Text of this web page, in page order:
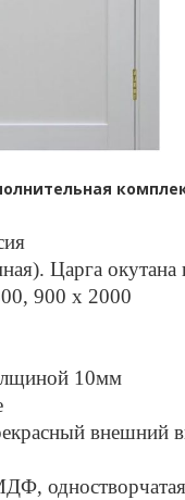
Царга
900 х 2000
10мм
внешний
одностворчатая